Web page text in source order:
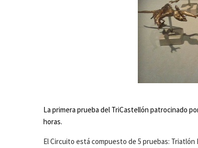
La primera prueba del TriCastellón patrocinado
horas.
El Circuito está compuesto de 5 pruebas: